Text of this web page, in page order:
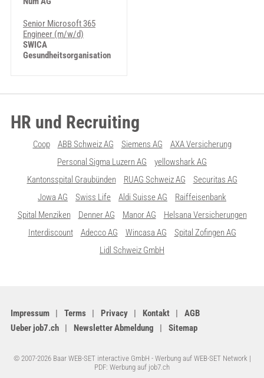
Senior Microsoft 365
Engineer (m/w/d)
SWICA
Gesundheitsorganisation
HR und Recruiting
Coop ABB Schweiz AG Siemens AG
AXA Versicherung
Personal Sigma Luzern AG
yellowshark AG
Kantonsspital Graubünden
RUAG Schweiz AG
Securitas AG
Jowa AG
Swiss Life Aldi Suisse AG
Raiffeisenbank
Spital Menziken
Denner AG Manor AG
Helsana Versicherungen
Interdiscount
Adecco AG Wincasa AG
Spital Zofingen AG
Lidl Schweiz GmbH
Impressum Terms Privacy Kontakt
AGB
Ueber job7.ch
Newsletter Abmeldung Sitemap
© 2007-2026 Baar WEB-SET interactive GmbH - Werbung auf WEB-SET Network |
PDF: Werbung auf job7.ch